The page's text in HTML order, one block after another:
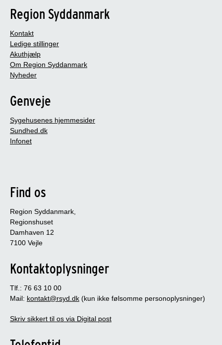
Region Syddanmark
Kontakt
Ledige stillinger
Akuthjælp
Om Region Syddanmark
Nyheder
Genveje
Sygehusenes hjemmesider
Sundhed.dk
Infonet
Find os
Region Syddanmark,
Regionshuset
Damhaven 12
7100 Vejle
Kontaktoplysninger
Tlf.: 76 63 10 00
Mail: kontakt@rsyd.dk (kun ikke følsomme personoplysninger)
Skriv sikkert til os via Digital post